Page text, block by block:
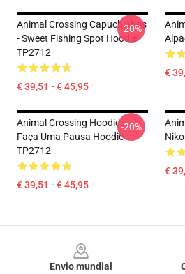
Animal Crossing Capuchinhos
- Sweet Fishing Spot Hoodie
TP2712
€ 39,51 - € 45,95
-20%
€
Animal Crossing Hoodies -
Faça Uma Pausa Hoodie
TP2712
€ 39,51 - € 45,95
-20%
€
Envio mundial